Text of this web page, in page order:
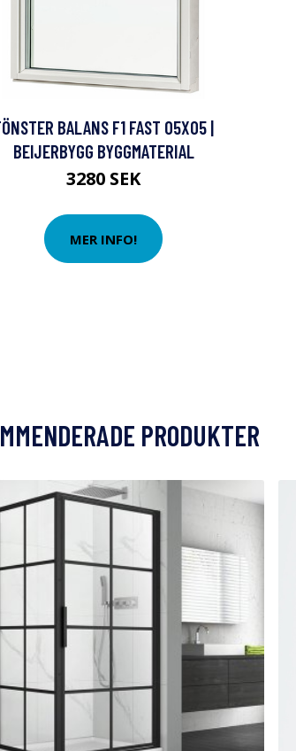
BALANS F1 FAST 05X05 |
BEIJERBYGG BYGGMATERIAL
3280 SEK
MER INFO!
PRODUKTER